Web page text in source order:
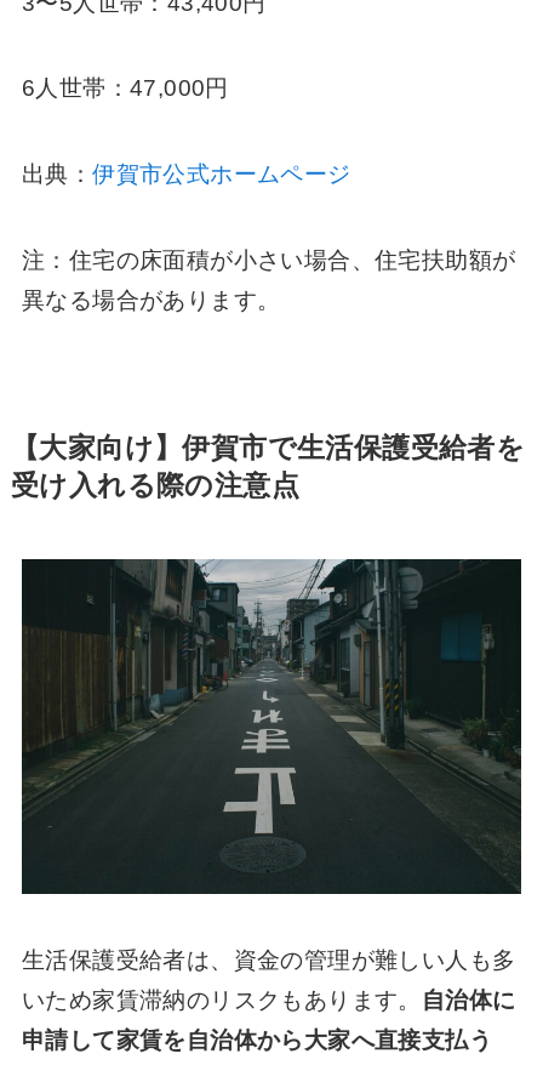
6人世帯：47,000円
出典：伊賀市公式ホームページ
注：住宅の床面積が小さい場合、住宅扶助額が
異なる場合があります。
【大家向け】伊賀市で生活保護受給者を
受け入れる際の注意点
生活保護受給者は、資金の管理が難しい人も多
いため家賃滞納のリスクもあります。
自治体に
申請して家賃を自治体から大家へ直接支払う